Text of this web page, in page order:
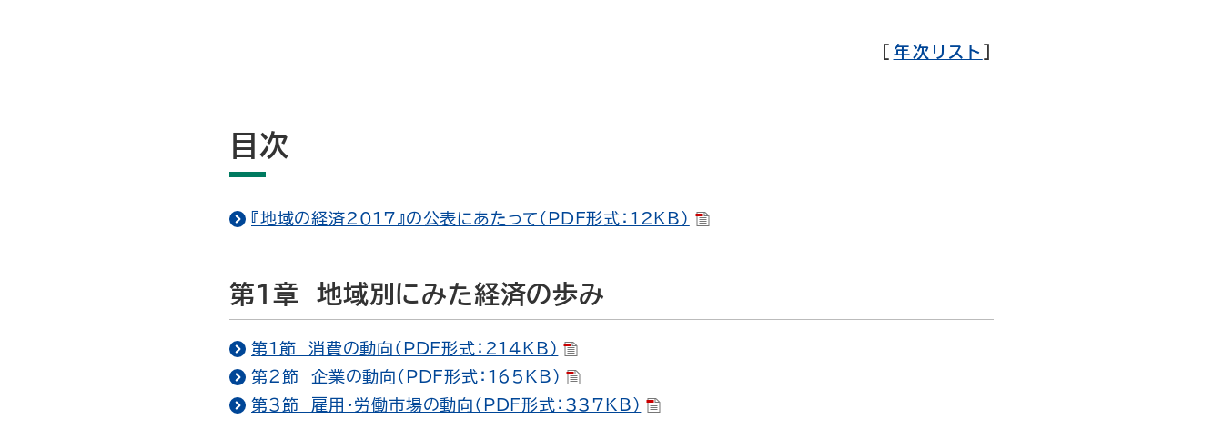
年次リスト
目次
『地域の経済2017』の公表にあたって（PDF形式：12KB）
第１章 地域別にみた経済の歩み
第１節 消費の動向（PDF形式：214KB）
第２節 企業の動向（PDF形式：165KB）
第３節 雇用・労働市場の動向（PDF形式：337KB）